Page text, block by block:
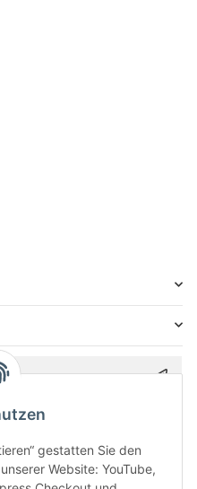
Datenschutzerklärung
gestatten Sie den
Website: YouTube,